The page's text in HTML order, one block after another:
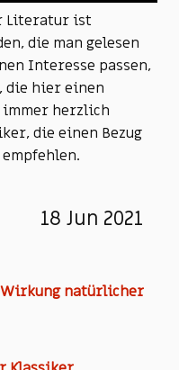
Literatur ist
die man gelesen
Interesse passen,
die hier einen
herzlich
die einen Bezug
18 Jun 2021
natürlicher